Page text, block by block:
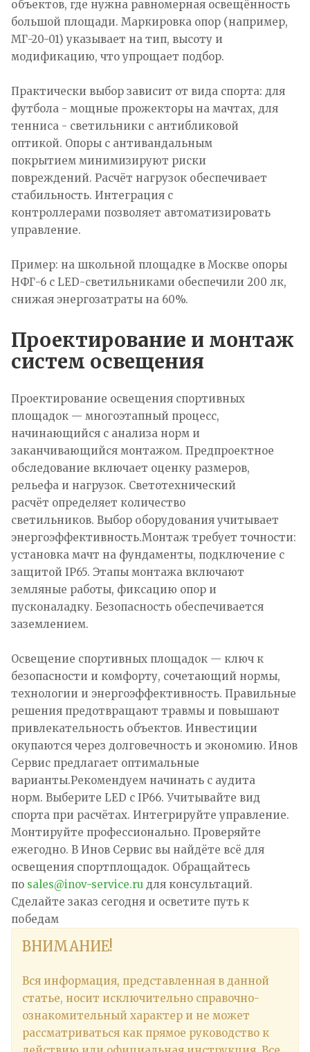
объектов, где нужна равномерная освещённость
большой площади. Маркировка опор (например,
МГ-20-01) указывает на тип, высоту и
модификацию, что упрощает подбор.
Практически выбор зависит от вида спорта: для
футбола - мощные прожекторы на мачтах, для
тенниса - светильники с антибликовой
оптикой. Опоры с антивандальным
покрытием минимизируют риски
повреждений. Расчёт нагрузок обеспечивает
стабильность. Интеграция с
контроллерами позволяет автоматизировать
управление.
Пример: на школьной площадке в Москве опоры
НФГ-6 с LED-светильниками обеспечили 200 лк,
снижая энергозатраты на 60%.
Проектирование и монтаж
систем освещения
Проектирование освещения спортивных
площадок — многоэтапный процесс,
начинающийся с анализа норм и
заканчивающийся монтажом. Предпроектное
обследование включает оценку размеров,
рельефа и нагрузок. Светотехнический
расчёт определяет количество
светильников. Выбор оборудования учитывает
энергоэффективность.Монтаж требует точности:
установка мачт на фундаменты, подключение с
защитой IP65. Этапы монтажа включают
земляные работы, фиксацию опор и
пусконаладку. Безопасность обеспечивается
заземлением.
Освещение спортивных площадок — ключ к
безопасности и комфорту, сочетающий нормы,
технологии и энергоэффективность. Правильные
решения предотвращают травмы и повышают
привлекательность объектов. Инвестиции
окупаются через долговечность и экономию. Инов
Сервис предлагает оптимальные
варианты.Рекомендуем начинать с аудита
норм. Выберите LED с IP66. Учитывайте вид
спорта при расчётах. Интегрируйте управление.
Монтируйте профессионально. Проверяйте
ежегодно. В Инов Сервис вы найдёте всё для
освещения спортплощадок. Обращайтесь
по sales@inov-service.ru для консультаций.
Сделайте заказ сегодня и осветите путь к
победам
ВНИМАНИЕ!
Вся информация, представленная в данной
статье, носит исключительно справочно-
ознакомительный характер и не может
рассматриваться как прямое руководство к